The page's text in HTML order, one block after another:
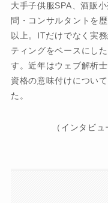
大手子供服SPA、酒販
問・コンサルタントを
以上。ITだけでなく実
ティングをベースにし
す。近年はウェブ解析
資格の意味付けについ
た。
（インタビ